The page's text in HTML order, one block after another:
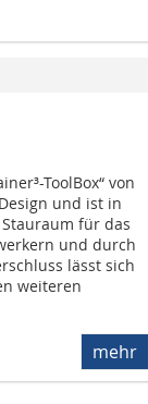
ToolBox“ von
und ist in
für das
und durch
lässt sich
weiteren
mehr